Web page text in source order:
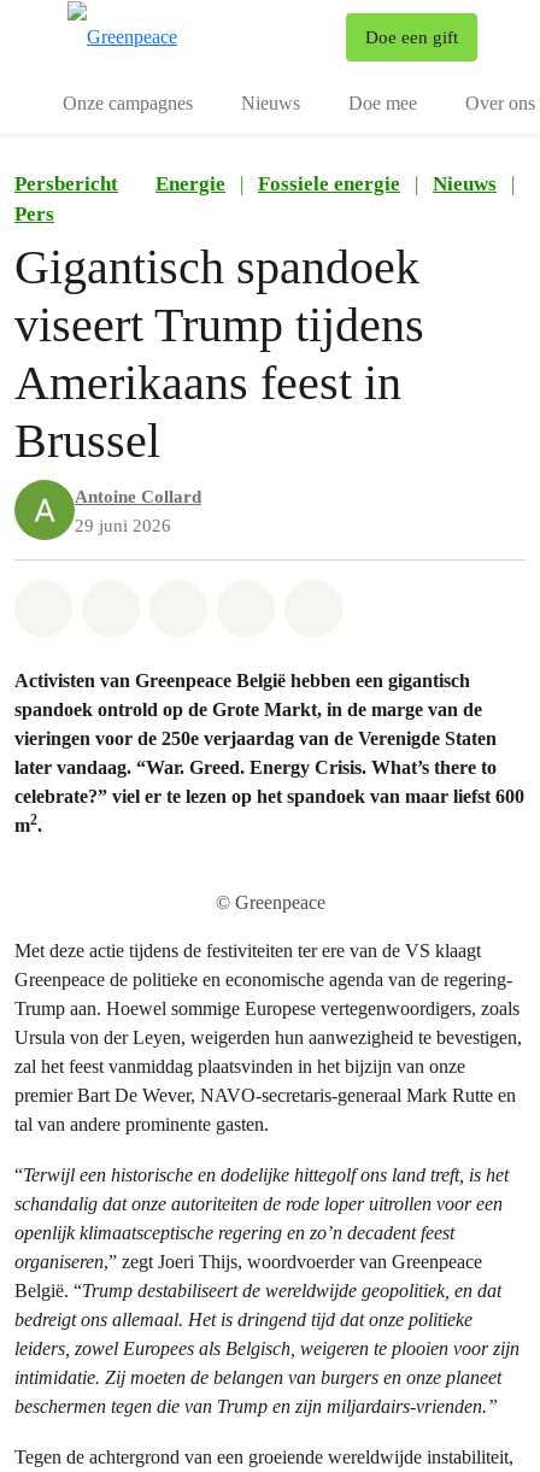
Doe een gift
Onze campagnes Nieuws Doe mee Over ons
Persbericht Energie | Fossiele energie | Nieuws
|
Pers
Gigantisch spandoek
viseert Trump tijdens
Amerikaans feest in
Brussel
Antoine Collard
29 juni 2026
Activisten van Greenpeace België hebben een gigantisch
spandoek ontrold op de Grote Markt, in de marge van de
vieringen voor de 250e verjaardag van de Verenigde Staten
later vandaag. “War. Greed. Energy Crisis. What’s there to
celebrate?” viel er te lezen op het spandoek van maar liefst 600
m2.
© Greenpeace
Met deze actie tijdens de festiviteiten ter ere van de VS klaagt
Greenpeace de politieke en economische agenda van de regering-
Trump aan. Hoewel sommige Europese vertegenwoordigers, zoals
Ursula von der Leyen, weigerden hun aanwezigheid te bevestigen,
zal het feest vanmiddag plaatsvinden in het bijzijn van onze
premier Bart De Wever, NAVO-secretaris-generaal Mark Rutte en
tal van andere prominente gasten.
“Terwijl een historische en dodelijke hittegolf ons land treft, is het
schandalig dat onze autoriteiten de rode loper uitrollen voor een
openlijk klimaatsceptische regering en zo’n decadent feest
organiseren,” zegt Joeri Thijs, woordvoerder van Greenpeace
België. “Trump destabiliseert de wereldwijde geopolitiek, en dat
bedreigt ons allemaal. Het is dringend tijd dat onze politieke
leiders, zowel Europees als Belgisch, weigeren te plooien voor zijn
intimidatie. Zij moeten de belangen van burgers en onze planeet
beschermen tegen die van Trump en zijn miljardairs-vrienden.”
Tegen de achtergrond van een groeiende wereldwijde instabiliteit,